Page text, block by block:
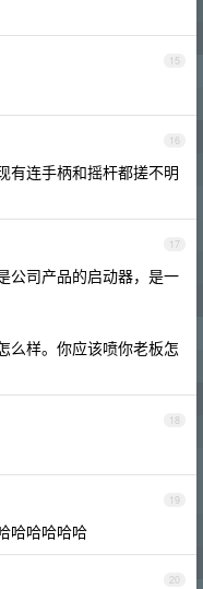
15
16
有连手柄和摇杆都搓不明
17
公司产品的启动器，是一
么样。你应该喷你老板怎
18
19
哈哈哈哈哈
20